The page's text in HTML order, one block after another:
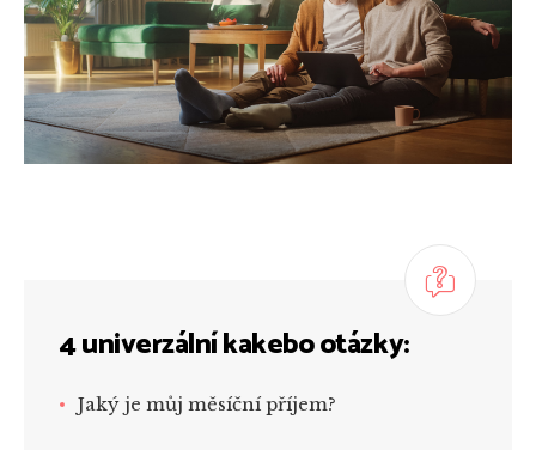
4 univerzální kakebo otázky:
Jaký je můj měsíční příjem?